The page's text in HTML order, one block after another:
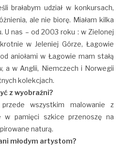
brałabym udział w konkursach,
ale nie biorę. Miałam kilka
U nas – od 2003 roku : w Zielonej
w Jeleniej Górze, Łagowie
aniołami w Łagowie mam stałą
a w Anglii, Niemczech i Norwegii
kolekcjach.
z wyobraźni?
wszystkim malowanie z
w pamięci szkice przenoszę na
naturą.
młodym artystom?